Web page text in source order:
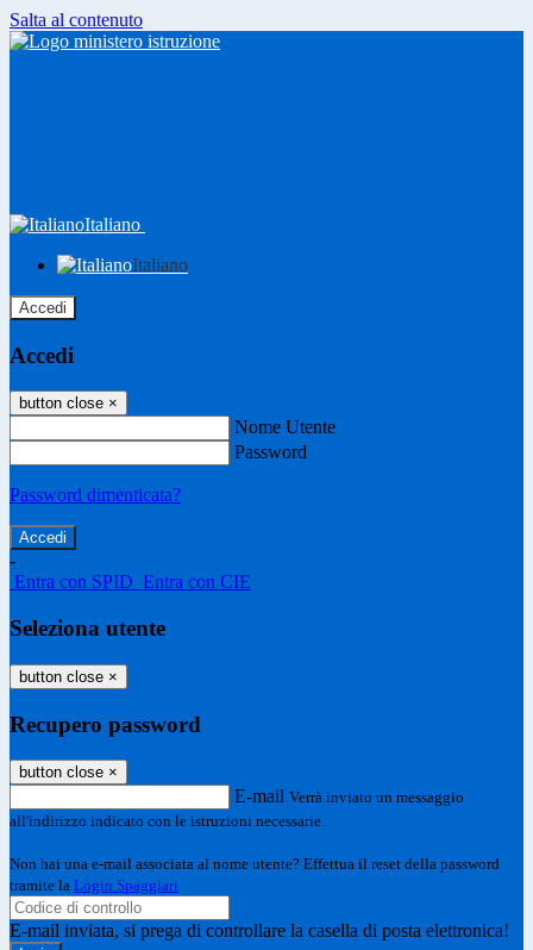
Salta al contenuto
Italiano
Italiano
Accedi
Accedi
button close ×
Nome Utente
Password
Password dimenticata?
-
Entra con SPID Entra con CIE
Seleziona utente
button close ×
Recupero password
button close ×
E-mail Verrà inviato un messaggio
all'indirizzo indicato con le istruzioni necessarie.
Non hai una e-mail associata al nome utente? Effettua il reset della password
tramite la Login Spaggiari
E-mail inviata, si prega di controllare la casella di posta elettronica!